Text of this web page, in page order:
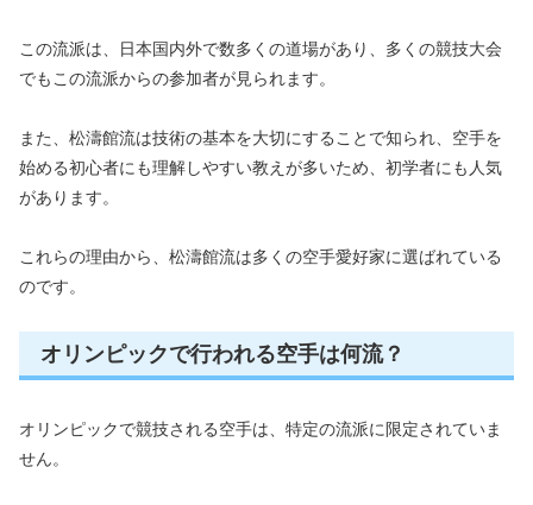
この流派は、日本国内外で数多くの道場があり、多くの競技大会
でもこの流派からの参加者が見られます。
また、松濤館流は技術の基本を大切にすることで知られ、空手を
始める初心者にも理解しやすい教えが多いため、初学者にも人気
があります。
これらの理由から、松濤館流は多くの空手愛好家に選ばれている
のです。
オリンピックで行われる空手は何流？
オリンピックで競技される空手は、特定の流派に限定されていま
せん。